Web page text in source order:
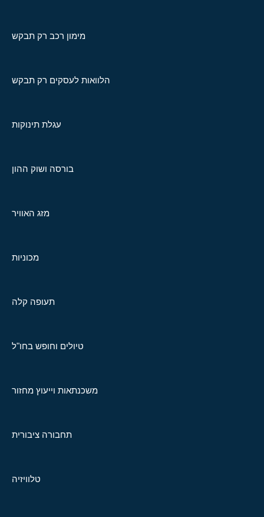
מימון רכב רק תבקש
הלוואות לעסקים רק תבקש
עגלת תינוקות
בורסה ושוק ההון
מזג האוויר
מכוניות
תעופה קלה
טיולים וחופש בחו"ל
משכנתאות וייעוץ מחזור
תחבורה ציבורית
טלוויזיה